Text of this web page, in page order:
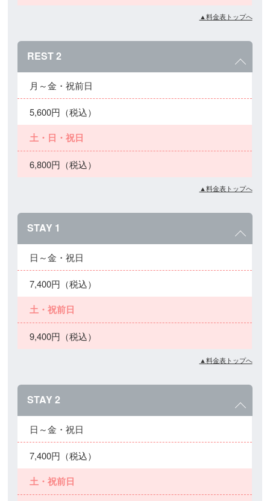
▲料金表トップへ
REST 2
月～金・祝前日
5,600円（税込）
土・日・祝日
6,800円（税込）
▲料金表トップへ
STAY 1
日～金・祝日
7,400円（税込）
土・祝前日
9,400円（税込）
▲料金表トップへ
STAY 2
日～金・祝日
7,400円（税込）
土・祝前日